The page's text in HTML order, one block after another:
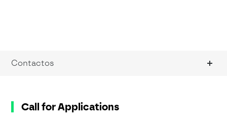
Contactos
Call for Applications